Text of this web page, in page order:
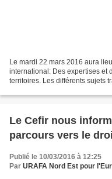
Le mardi 22 mars 2016 aura
international: Des expertises et
territoires. Les différents sujets
Le Cefir nous
parcours vers le
Publié le 10/03/2016 à 12:25
Par URAFA Nord Est pour